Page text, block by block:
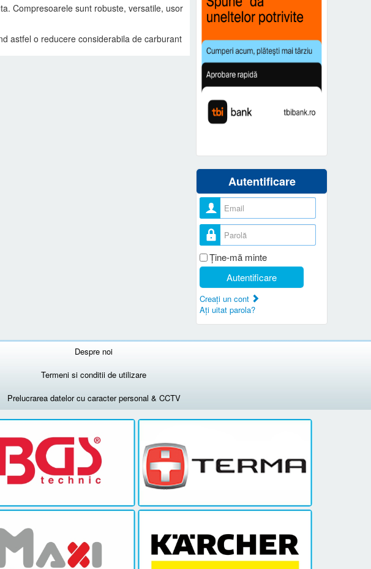
Compresoarele sunt robuste, versatile, usor
astfel o reducere considerabila de carburant
Autentificare
Nume utilizator
Parolă
Ţine-mă minte
Autentificare
Creaţi un cont
Aţi uitat parola?
Despre noi
Termeni si conditii de utilizare
Prelucrarea datelor cu caracter personal & CCTV